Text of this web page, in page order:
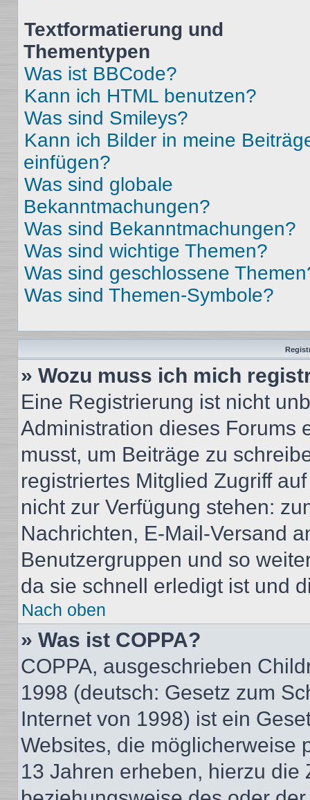
Textformatierung und
Thementypen
Was ist BBCode?
Kann ich HTML benutzen?
Was sind Smileys?
Kann ich Bilder in meine
einfügen?
Was sind globale
Bekanntmachungen?
Was sind Bekanntmachungen?
Was sind wichtige Themen?
Was sind geschlossene
Was sind Themen-Symbole?
» Wozu muss ich mich
Eine Registrierung ist nicht
Administration dieses Forums
musst, um Beiträge zu
registriertes Mitglied Zugriff
nicht zur Verfügung stehen:
Nachrichten, E-Mail-Versand
Benutzergruppen und so
da sie schnell erledigt ist und
Nach oben
» Was ist COPPA?
COPPA, ausgeschrieben
1998 (deutsch: Gesetz zum
Internet von 1998) ist ein
Websites, die möglicherweise
13 Jahren erheben, hierzu die